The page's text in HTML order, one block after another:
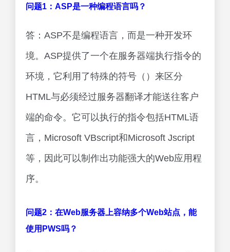
问题1：ASP是一种编程语言吗？
答：ASP不是编程语言，而是一种开发环
境。ASP提供了一个在服务器端执行指令的
环境，它利用了特殊的符号（）来区分
HTML与必须经过服务器翻译才能送往客户
端的命令。它可以执行的指令包括HTML语
言，Microsoft VBscript和Microsoft Jscript
等，因此可以制作出功能强大的Web应用程
序。
问题2：在Web服务器上容纳多个Web站点，能
使用PWS吗？